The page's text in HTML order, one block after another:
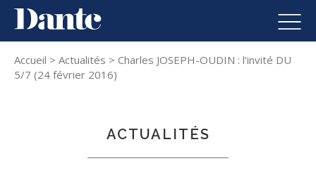
Skip to content
Dante
Accueil > Actualités > Charles JOSEPH-OUDIN : l’invité DU
5/7 (24 février 2016)
ACTUALITÉS